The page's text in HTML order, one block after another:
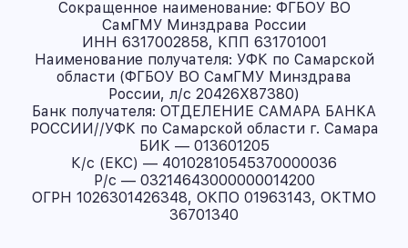
Сокращенное наименование: ФГБОУ ВО
СамГМУ Минздрава России
ИНН 6317002858, КПП 631701001
Наименование получателя: УФК по Самарской
области (ФГБОУ ВО СамГМУ Минздрава
России, л/с 20426X87380)
Банк получателя: ОТДЕЛЕНИЕ САМАРА БАНКА
РОССИИ//УФК по Самарской области г. Самара
БИК — 013601205
К/с (ЕКС) — 40102810545370000036
Р/с — 03214643000000014200
ОГРН 1026301426348, ОКПО 01963143, ОКТМО
36701340